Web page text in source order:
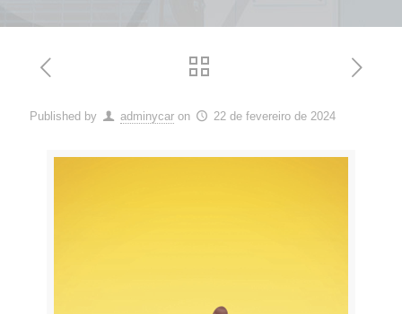
Published by adminycar on 22 de fevereiro de 2024